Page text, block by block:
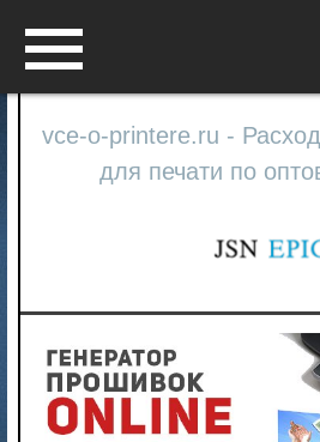
vce-o-printere.ru -
для печати по